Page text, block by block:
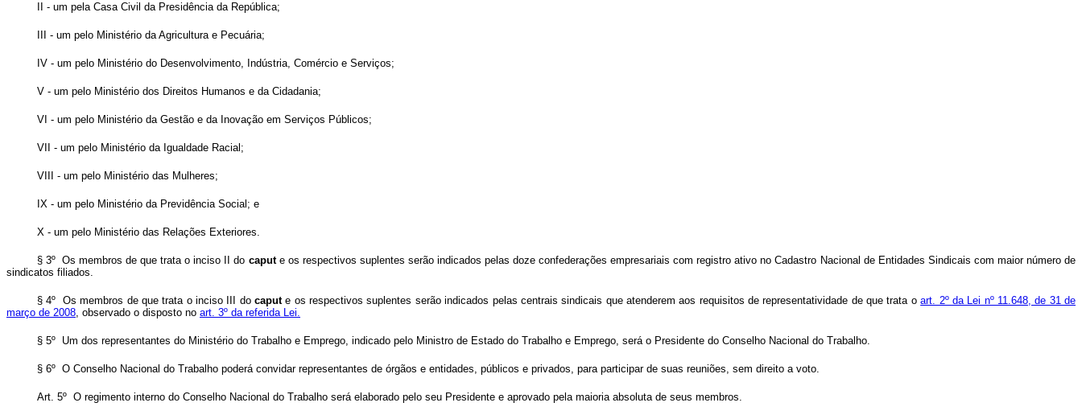
II - um pela Casa Civil da Presidência da República;
III - um pelo Ministério da Agricultura e Pecuária;
IV - um pelo Ministério do Desenvolvimento, Indústria, Comércio e Serviços;
V - um pelo Ministério dos Direitos Humanos e da Cidadania;
VI - um pelo Ministério da Gestão e da Inovação em Serviços Públicos;
VII - um pelo Ministério da Igualdade Racial;
VIII - um pelo Ministério das Mulheres;
IX - um pelo Ministério da Previdência Social; e
X - um pelo Ministério das Relações Exteriores.
§ 3º Os membros de que trata o inciso II do capute os respectivos suplentes serão indicados pelas doze confederações empresariais com registro ativo no Cadastro Nacional de Entidades Sindicais com maior número de
sindicatos filiados.
§ 4º Os membros de que trata o inciso III docapute os respectivos suplentes serão indicados pelas centrais sindicais que atenderem aos requisitos de representatividade de que trata oart. 2º da Lei nº 11.648, de 31 de
março de 2008, observado o disposto no art. 3º da referida Lei.
§ 5º Um dos representantes do Ministério do Trabalho e Emprego, indicado pelo Ministro de Estado do Trabalho e Emprego, será o Presidente do Conselho Nacional do Trabalho.
§ 6º O Conselho Nacional do Trabalho poderá convidar representantes de órgãos e entidades, públicos e privados, para participar de suas reuniões, sem direito a voto.
Art. 5º O regimento interno do Conselho Nacional do Trabalho será elaborado pelo seu Presidente e aprovado pela maioria absoluta de seus membros.